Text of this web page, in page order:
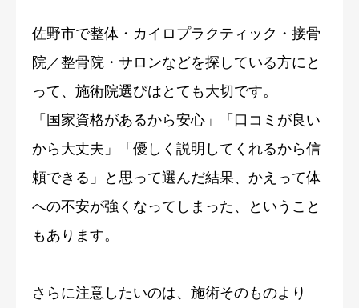
佐野市で整体・カイロプラクティック・接骨
院／整骨院・サロンなどを探している方にと
って、施術院選びはとても大切です。
「国家資格があるから安心」「口コミが良い
から大丈夫」「優しく説明してくれるから信
頼できる」と思って選んだ結果、かえって体
への不安が強くなってしまった、ということ
もあります。
さらに注意したいのは、施術そのものより